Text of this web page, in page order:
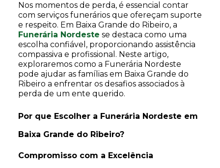
Nos momentos de perda, é essencial contar
com serviços funerários que ofereçam suporte
e respeito. Em Baixa Grande do Ribeiro, a
Funerária Nordeste se destaca como uma
escolha confiável, proporcionando assistência
compassiva e profissional. Neste artigo,
exploraremos como a Funerária Nordeste
pode ajudar as famílias em Baixa Grande do
Ribeiro a enfrentar os desafios associados à
perda de um ente querido.
Por que Escolher a Funerária Nordeste em
Baixa Grande do Ribeiro?
Compromisso com a Excelência